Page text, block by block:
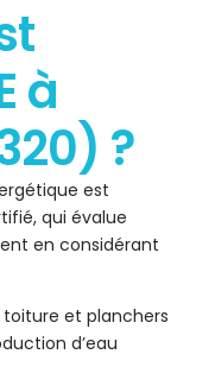
à
?
est
qui évalue
en considérant
toiture et planchers
d’eau